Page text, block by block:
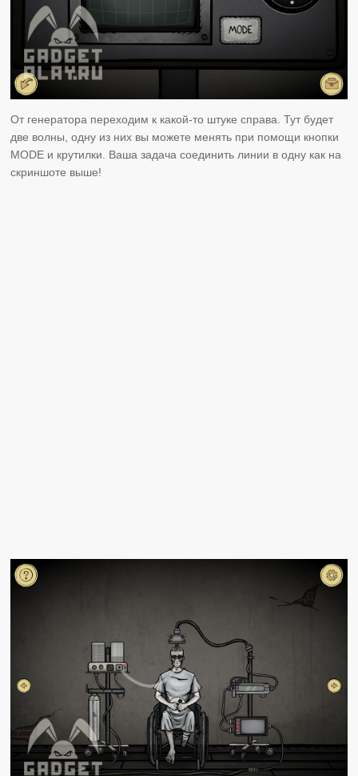
От генератора переходим к какой-то штуке справа. Тут будет
две волны, одну из них вы можете менять при помощи кнопки
MODE и крутилки. Ваша задача соединить линии в одну как на
скриншоте выше!